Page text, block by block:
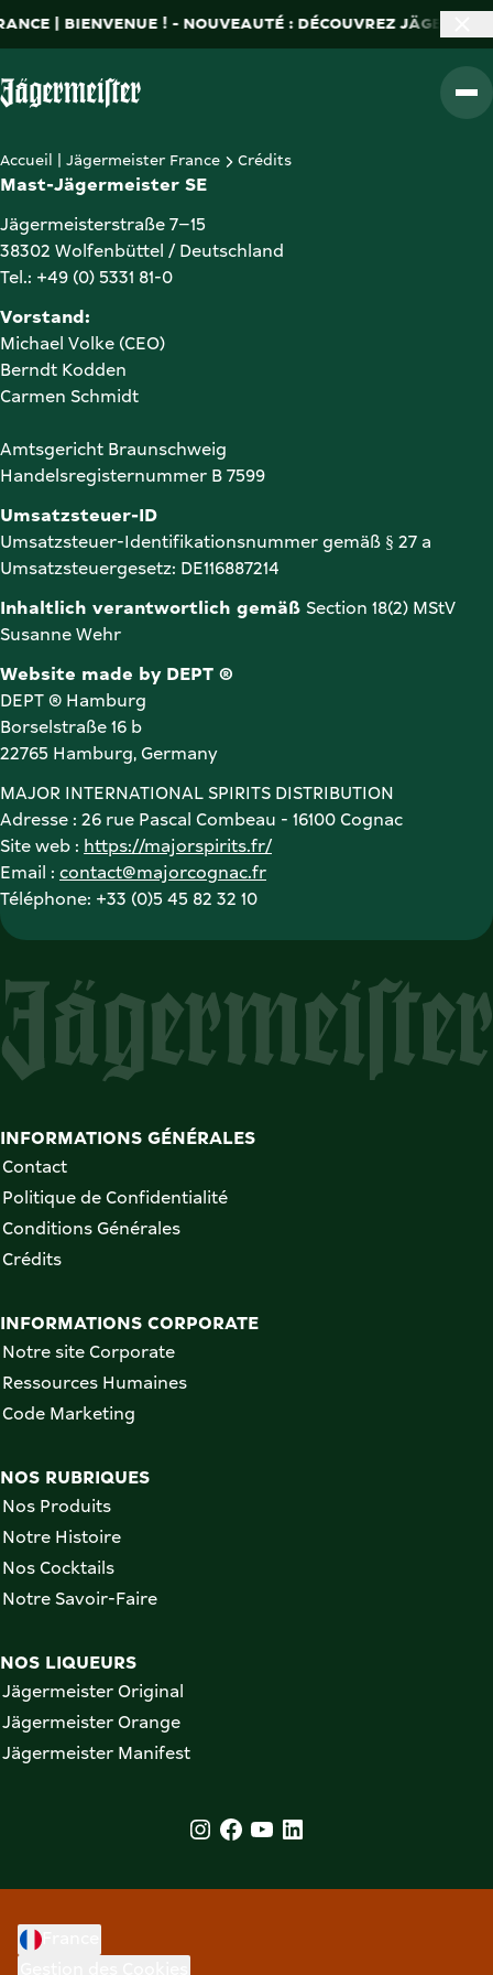
| BIENVENUE ! - NOUVEAUTÉ : DÉCOUVREZ
Accueil | Jägermeister France Crédits
Mast-Jägermeister SE
Jägermeisterstraße 7–15
38302 Wolfenbüttel / Deutschland
Tel.: +49 (0) 5331 81-0
Michael Volke (CEO)
Carmen Schmidt
Amtsgericht Braunschweig
Handelsregisternummer B 7599
Umsatzsteuer-Identifikationsnummer gemäß § 27 a
Umsatzsteuergesetz: DE116887214
Inhaltlich verantwortlich gemäß Section 18(2) MStV
Susanne Wehr
Website made by DEPT ®
DEPT ® Hamburg
Borselstraße 16 b
22765 Hamburg, Germany
MAJOR INTERNATIONAL SPIRITS DISTRIBUTION
Adresse : 26 rue Pascal Combeau - 16100 Cognac
Site web : https://majorspirits.fr/
Email : contact@majorcognac.fr
Téléphone: +33 (0)5 45 82 32 10
INFORMATIONS GÉNÉRALES
Contact
Politique de Confidentialité
Conditions Générales
Crédits
INFORMATIONS CORPORATE
Notre site Corporate
Ressources Humaines
Code Marketing
NOS RUBRIQUES
Nos Produits
Notre Histoire
Nos Cocktails
Notre Savoir-Faire
NOS LIQUEURS
Jägermeister Original
Jägermeister Orange
Jägermeister Manifest